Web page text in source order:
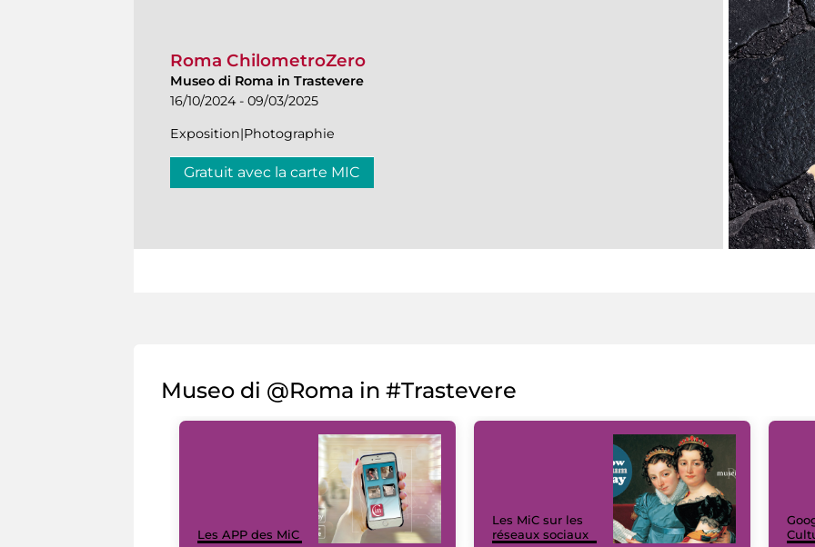
Roma ChilometroZero
Museo di Roma in Trastevere
16/10/2024 - 09/03/2025
Exposition|Photographie
Gratuit avec la carte MIC
Museo di @Roma in #Trastevere
Les APP des MiC
Les MiC sur les
réseaux sociaux